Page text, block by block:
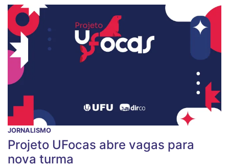
JORNALISMO
Projeto UFocas abre vagas para
nova turma